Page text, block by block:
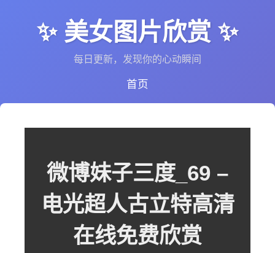
✨ 美女图片欣赏 ✨
每日更新，发现你的心动瞬间
首页
微博妹子三度_69 –
电光超人古立特高清
在线免费欣赏